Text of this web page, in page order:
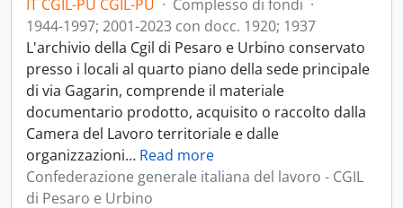
IT CGIL-PU CGIL-PU · Complesso di fondi ·
1944-1997; 2001-2023 con docc. 1920; 1937
L'archivio della Cgil di Pesaro e Urbino conservato
presso i locali al quarto piano della sede principale
di via Gagarin, comprende il materiale
documentario prodotto, acquisito o raccolto dalla
Camera del Lavoro territoriale e dalle
organizzazioni… Read more
Confederazione generale italiana del lavoro - CGIL
di Pesaro e Urbino